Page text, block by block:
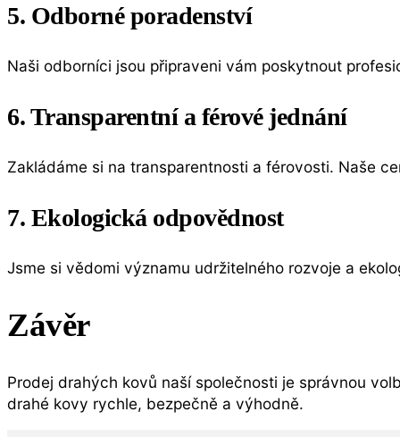
5. Odborné poradenství
Naši odborníci jsou připraveni vám poskytnout
6. Transparentní a férové jednání
Zakládáme si na transparentnosti a férovosti. Naše
7. Ekologická odpovědnost
Jsme si vědomi významu udržitelného rozvoje a
Závěr
Prodej drahých kovů naší společnosti je správnou
drahé kovy rychle, bezpečně a výhodně.